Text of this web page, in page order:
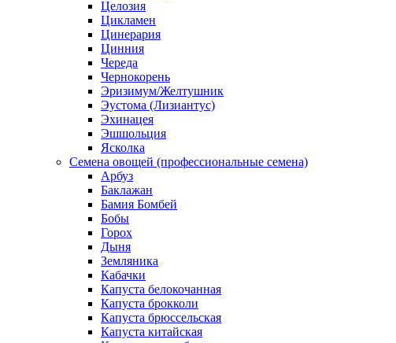
Целозия
Цикламен
Цинерария
Цинния
Череда
Чернокорень
Эризимум/Желтушник
Эустома (Лизиантус)
Эхинацея
Эшшольция
Ясколка
Семена овощей (профессиональные семена)
Арбуз
Баклажан
Бамия Бомбей
Бобы
Горох
Дыня
Земляника
Кабачки
Капуста белокочанная
Капуста брокколи
Капуста брюссельская
Капуста китайская